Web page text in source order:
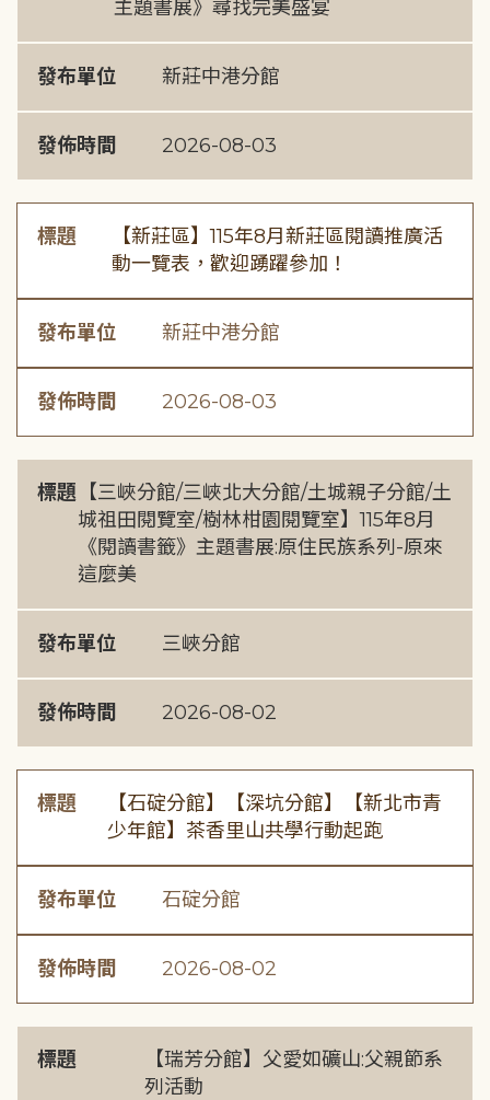
主題書展》尋找完美盛宴
發布單位 新莊中港分館
發佈時間 2026-08-03
標題
【新莊區】115年8月新莊區閱讀推廣活
動一覽表，歡迎踴躍參加！
發布單位 新莊中港分館
發佈時間 2026-08-03
標題 【三峽分館/三峽北大分館/土城親子分館/土
城祖田閱覽室/樹林柑園閱覽室】115年8月
《閱讀書籤》主題書展:原住民族系列-原來
這麼美
發布單位 三峽分館
發佈時間 2026-08-02
標題
【石碇分館】【深坑分館】【新北市青
少年館】茶香里山共學行動起跑
發布單位 石碇分館
發佈時間 2026-08-02
標題
【瑞芳分館】父愛如礦山:父親節系
列活動